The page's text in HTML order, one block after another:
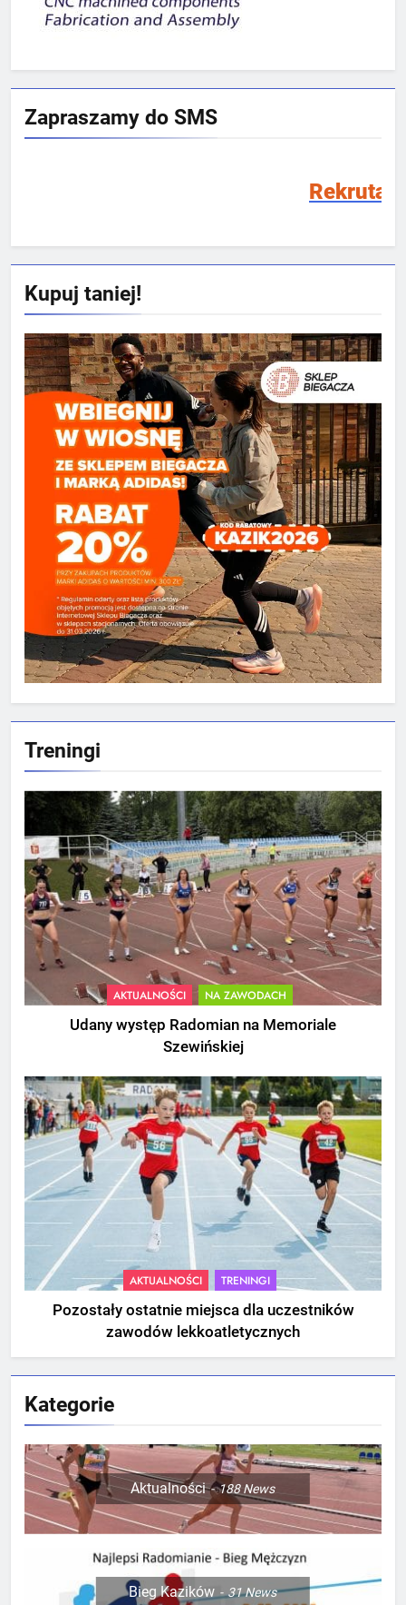
Zapraszamy do SMS
Rekrutacja SMS 2026/
Kupuj taniej!
Treningi
AKTUALNOŚCI NA ZAWODACH
Udany występ Radomian na Memoriale
Szewińskiej
AKTUALNOŚCI TRENINGI
Pozostały ostatnie miejsca dla uczestników
zawodów lekkoatletycznych
Kategorie
Aktualności 188News
Bieg Kazików 31News